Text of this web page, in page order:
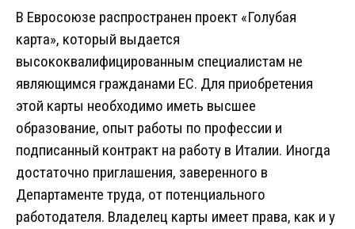
В Евросоюзе распространен проект «Голубая
карта», который выдается
высококвалифицированным специалистам не
являющимся гражданами ЕС. Для приобретения
этой карты необходимо иметь высшее
образование, опыт работы по профессии и
подписанный контракт на работу в Италии. Иногда
достаточно приглашения, заверенного в
Департаменте труда, от потенциального
работодателя. Владелец карты имеет права, как и у